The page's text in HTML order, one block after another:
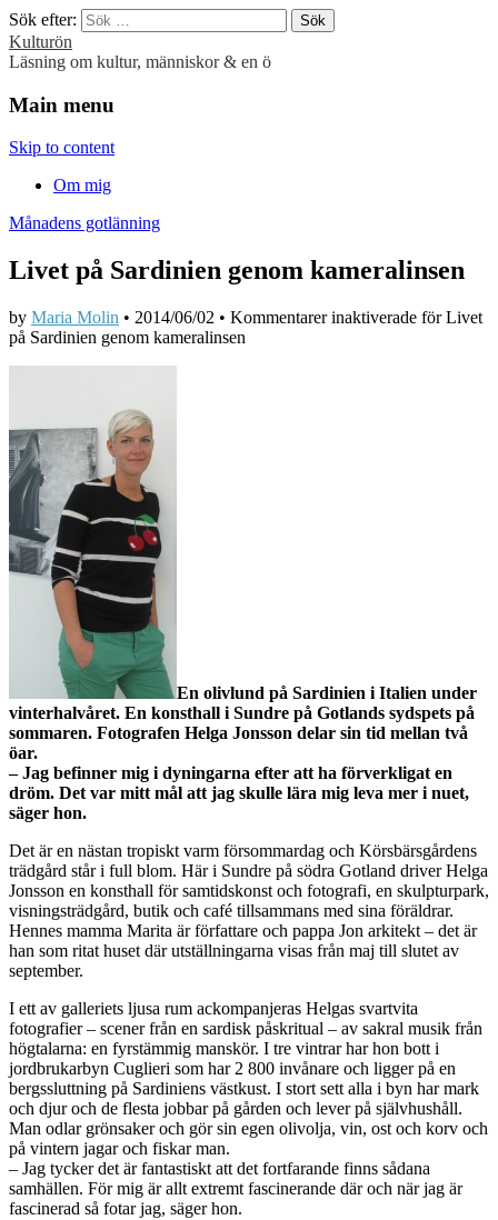
Sök efter:
Kulturön
Läsning om kultur, människor & en ö
Main menu
Skip to content
Om mig
Månadens gotlänning
Livet på Sardinien genom kameralinsen
by Maria Molin • 2014/06/02 • Kommentarer inaktiverade för Livet
på Sardinien genom kameralinsen
En olivlund på Sardinien i Italien under
vinterhalvåret. En konsthall i Sundre på Gotlands sydspets på
sommaren. Fotografen Helga Jonsson delar sin tid mellan två
öar.
– Jag befinner mig i dyningarna efter att ha förverkligat en
dröm. Det var mitt mål att jag skulle lära mig leva mer i nuet,
säger hon.
Det är en nästan tropiskt varm försommardag och Körsbärsgårdens
trädgård står i full blom. Här i Sundre på södra Gotland driver Helga
Jonsson en konsthall för samtidskonst och fotografi, en skulpturpark,
visningsträdgård, butik och café tillsammans med sina föräldrar.
Hennes mamma Marita är författare och pappa Jon arkitekt – det är
han som ritat huset där utställningarna visas från maj till slutet av
september.
I ett av galleriets ljusa rum ackompanjeras Helgas svartvita
fotografier – scener från en sardisk påskritual – av sakral musik från
högtalarna: en fyrstämmig manskör. I tre vintrar har hon bott i
jordbrukarbyn Cuglieri som har 2 800 invånare och ligger på en
bergssluttning på Sardiniens västkust. I stort sett alla i byn har mark
och djur och de flesta jobbar på gården och lever på självhushåll.
Man odlar grönsaker och gör sin egen olivolja, vin, ost och korv och
på vintern jagar och fiskar man.
– Jag tycker det är fantastiskt att det fortfarande finns sådana
samhällen. För mig är allt extremt fascinerande där och när jag är
fascinerad så fotar jag, säger hon.